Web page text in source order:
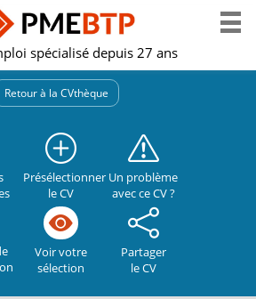
spécialisé depuis 27 ans
Retour à la CVthèque
Présélectionner
le CV
Un problème
avec ce CV ?
Voir votre
sélection
Partager
le CV